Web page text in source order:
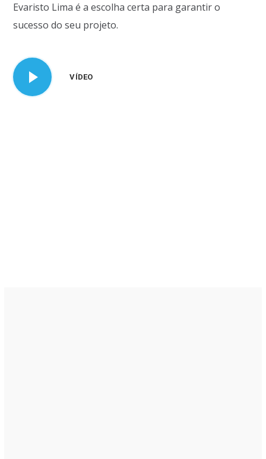
Evaristo Lima é a escolha certa para garantir o
sucesso do seu projeto.
VÍDEO